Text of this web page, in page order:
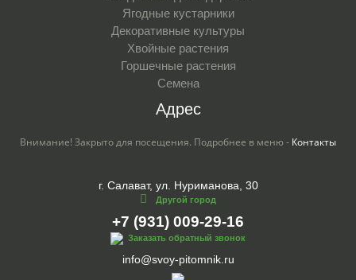
Ягодные кустарники
Декоративные культуры
Хвойные растения
Горшечные растения
Семена
Адрес
Внимание! Закрыто для посещения. Подробнее в меню - Контакты
г. Салават, ул. Нуриманова, 30
Другой город
+7 (931) 009-29-16
Заказать обратный звонок
info@svoy-pitomnik.ru